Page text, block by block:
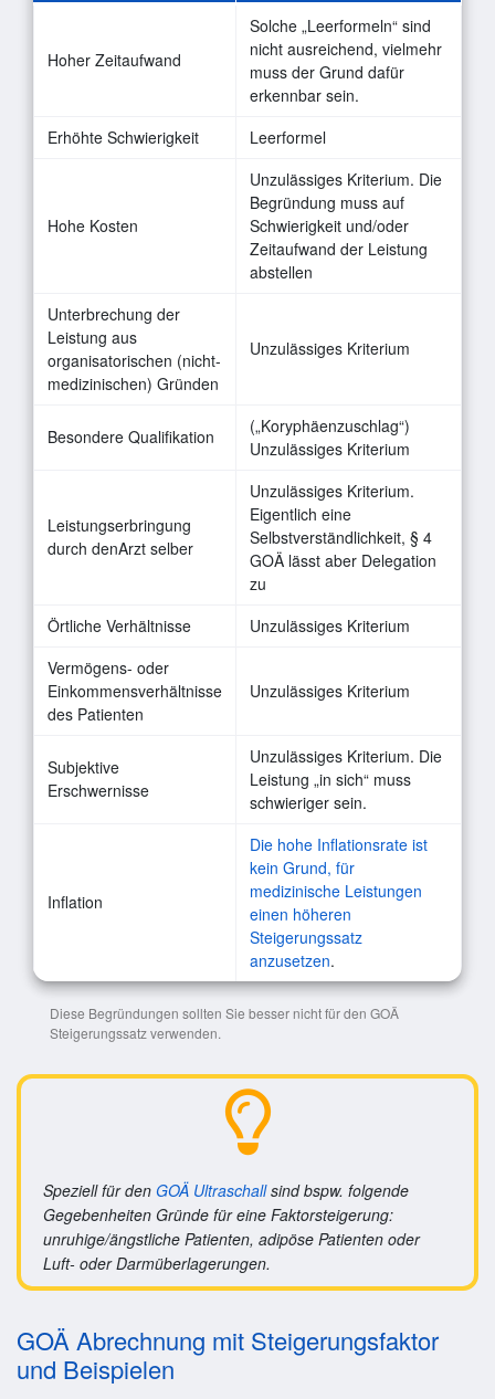
Hoher Zeitaufwand
Solche „Leerformeln“ sind
nicht ausreichend, vielmehr
muss der Grund dafür
erkennbar sein.
Erhöhte Schwierigkeit
Leerformel
Hohe Kosten
Unzulässiges Kriterium. Die
Begründung muss auf
Schwierigkeit und/oder
Zeitaufwand der Leistung
abstellen
Unterbrechung der
Leistung aus
organisatorischen (nicht-
medizinischen) Gründen
Unzulässiges Kriterium
Besondere Qualifikation
(„Koryphäenzuschlag“)
Unzulässiges Kriterium
Leistungserbringung
durch denArzt selber
Unzulässiges Kriterium.
Eigentlich eine
Selbstverständlichkeit, § 4
GOÄ lässt aber Delegation
zu
Örtliche Verhältnisse
Unzulässiges Kriterium
Vermögens- oder
Einkommensverhältnisse
des Patienten
Unzulässiges Kriterium
Subjektive
Erschwernisse
Unzulässiges Kriterium. Die
Leistung „in sich“ muss
schwieriger sein.
Inflation
Die hohe Inflationsrate ist
kein Grund, für
medizinische Leistungen
einen höheren
Steigerungssatz
anzusetzen.
Diese Begründungen sollten Sie besser nicht für den GOÄ
Steigerungssatz verwenden.
Speziell für den GOÄ Ultraschallsind bspw. folgende
Gegebenheiten Gründe für eine Faktorsteigerung:
unruhige/ängstliche Patienten, adipöse Patienten oder
Luft- oder Darmüberlagerungen.
GOÄ Abrechnung mit Steigerungsfaktor
und Beispielen